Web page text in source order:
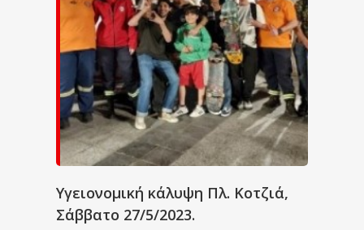
Υγειονομική κάλυψη Πλ. Κοτζιά,
Σάββατο 27/5/2023.